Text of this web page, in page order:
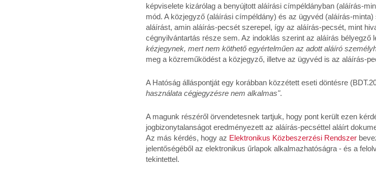
képviselete kizárólag a benyújtott aláírási címpéldányban (aláírás-
mód. A közjegyző (aláírási címpéldány) és az ügyvéd (aláírás-
aláírást, amin aláírás-pecsét szerepel, így az aláírás-pecsét, mint
cégnyilvántartás része sem. Az indoklás szerint az aláírás bélyegző
kézjegynek, mert nem köthető egyértelműen az adott aláíró
meg a közreműködést a közjegyző, illetve az ügyvéd is az aláírás-
A Hatóság álláspontját egy korábban közzétett eseti döntésre
használata cégjegyzésre nem alkalmas".
A magunk részéről örvendetesnek tartjuk, hogy pont került ezen
jogbizonytalanságot eredményezett az aláírás-pecséttel aláírt
Az más kérdés, hogy az Elektronikus Közbeszerzési Rendszer
jelentőségéből az elektronikus űrlapok alkalmazhatóságra - és a
tekintettel.